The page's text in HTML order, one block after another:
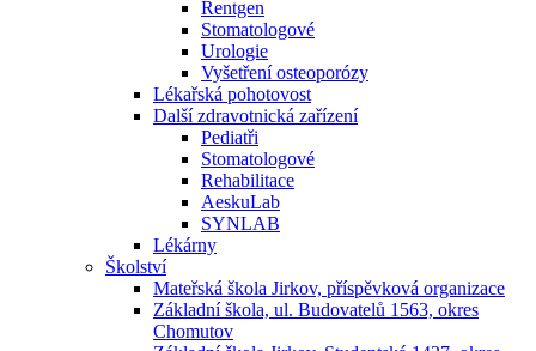
Rentgen
Stomatologové
Urologie
Vyšetření osteoporózy
Lékařská pohotovost
Další zdravotnická zařízení
Pediatři
Stomatologové
Rehabilitace
AeskuLab
SYNLAB
Lékárny
Školství
Mateřská škola Jirkov, příspěvková organizace
Základní škola, ul. Budovatelů 1563, okres
Chomutov